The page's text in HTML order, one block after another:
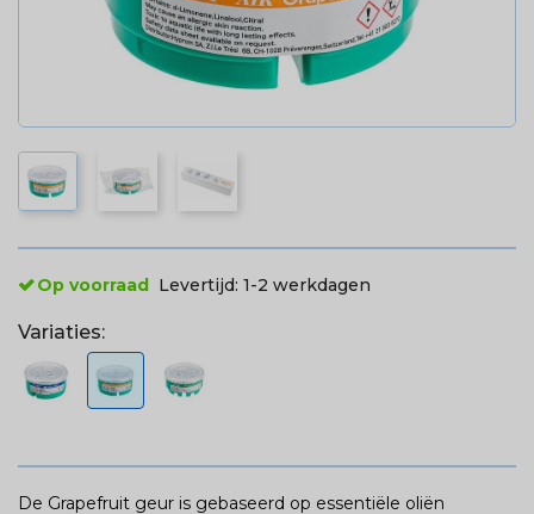
Op voorraad Levertijd: 1-2 werkdagen
Variaties:
De Grapefruit geur is gebaseerd op essentiële oliën